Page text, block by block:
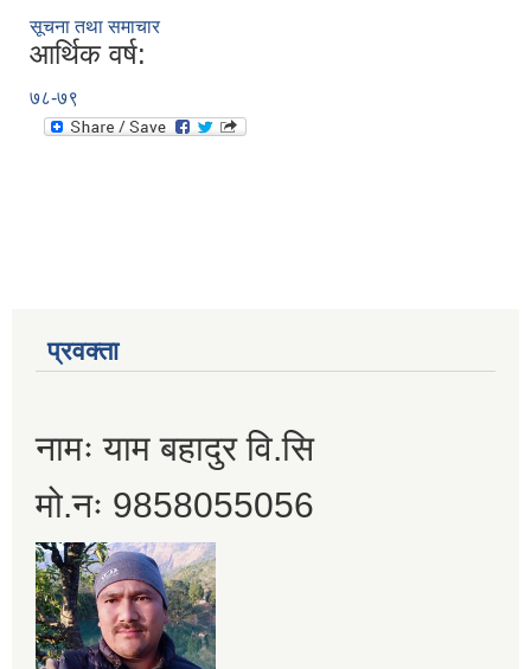
सूचना तथा समाचार
आर्थिक वर्ष:
७८-७९
प्रवक्ता
नामः याम बहादुर वि.सि
मो.नः 9858055056